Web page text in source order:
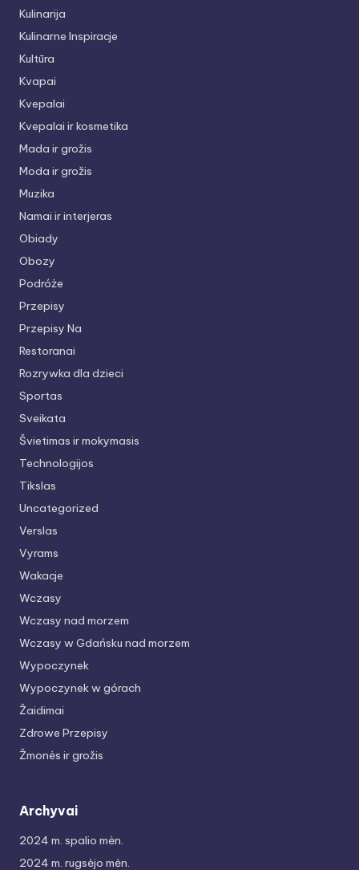
Kulinarija
Kulinarne Inspiracje
Kultūra
Kvapai
Kvepalai
Kvepalai ir kosmetika
Mada ir grožis
Moda ir grožis
Muzika
Namai ir interjeras
Obiady
Obozy
Podróże
Przepisy
Przepisy Na
Restoranai
Rozrywka dla dzieci
Sportas
Sveikata
Švietimas ir mokymasis
Technologijos
Tikslas
Uncategorized
Verslas
Vyrams
Wakacje
Wczasy
Wczasy nad morzem
Wczasy w Gdańsku nad morzem
Wypoczynek
Wypoczynek w górach
Žaidimai
Zdrowe Przepisy
Žmonės ir grožis
Archyvai
2024 m. spalio mėn.
2024 m. rugsėjo mėn.